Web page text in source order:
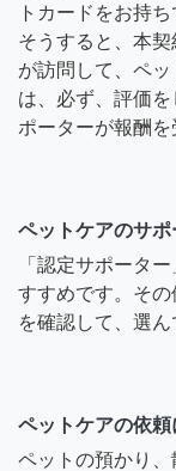
トカードをお持
そうすると、本
が訪問して、ペ
は、必ず、評価
ポーターが報酬を
ペットケアのサ
「認定サポータ
すすめです。そ
を確認して、選ん
ペットケアの依
ペットの預かり